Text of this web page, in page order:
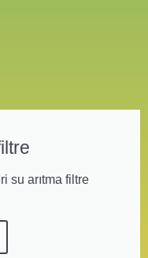
su arıtma filtre